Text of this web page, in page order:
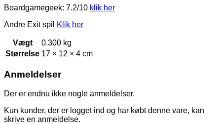
Boardgamegeek: 7.2/10 klik her
Andre Exit spil
Klik her
Vægt
0.300 kg
Størrelse 17 × 12 × 4 cm
Anmeldelser
Der er endnu ikke nogle anmeldelser.
Kun kunder, der er logget ind og har købt denne vare, kan
skrive en anmeldelse.